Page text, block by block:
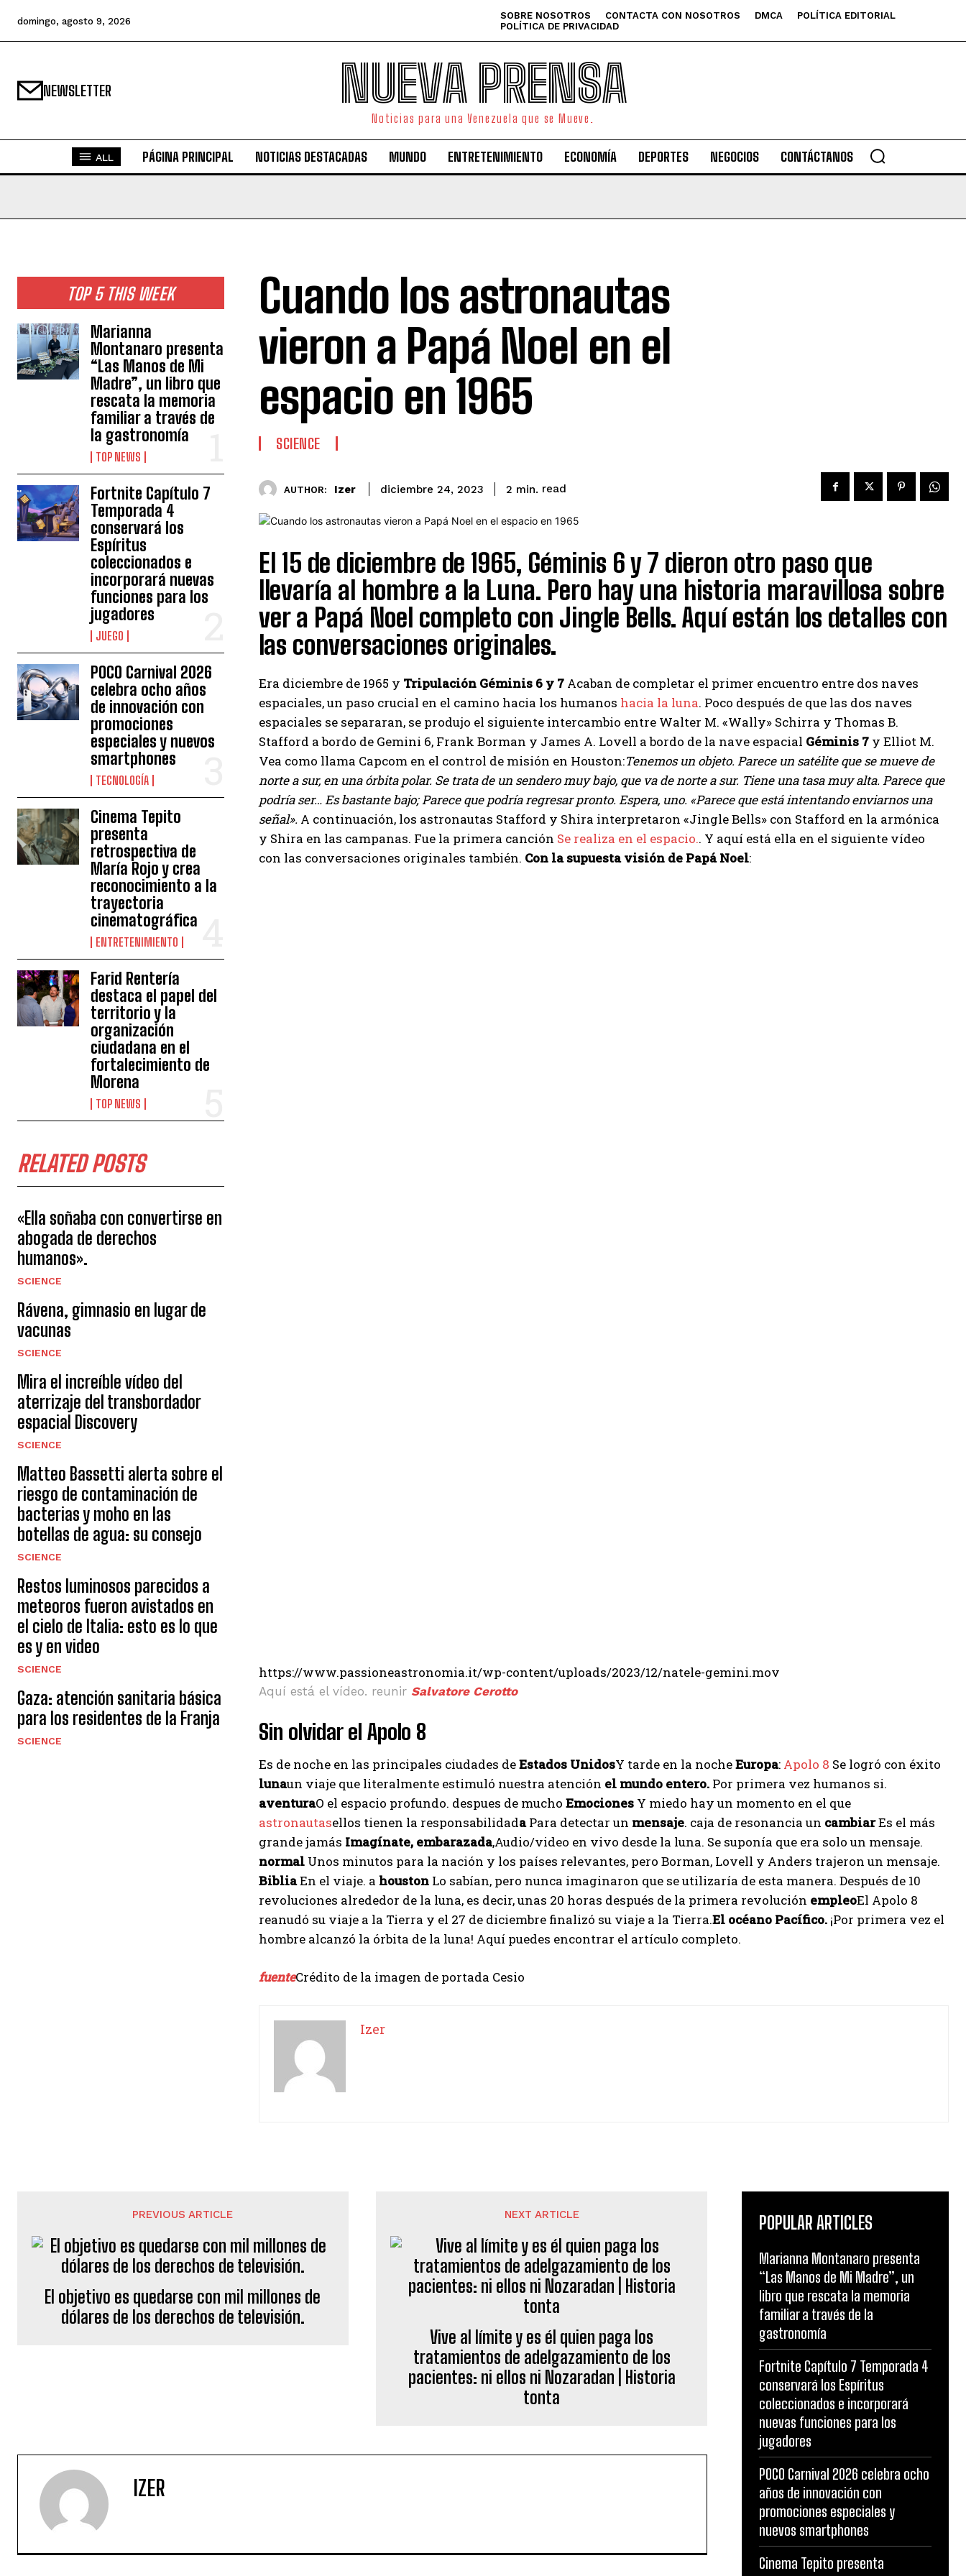
domingo, agosto 9, 2026 SOBRE NOSOTROS CONTACTA CON NOSOTROS DMCA
POLÍTICA EDITORIAL
POLÍTICA DE PRIVACIDAD
NEWSLETTER NUEVA PRENSA
Noticias para una Venezuela que se Mueve.
ALL PÁGINA PRINCIPAL NOTICIAS DESTACADAS MUNDO ENTRETENIMIENTO ECONOMÍA DEPORTES NEGOCIOS CONTÁCTANOS
TOP 5 THIS WEEK
Marianna
Montanaro presenta
“Las Manos de Mi
Madre”, un libro que
rescata la memoria
familiar a través de
la gastronomía
TOP NEWS
Fortnite Capítulo 7
Temporada 4
conservará los
Espíritus
coleccionados e
incorporará nuevas
funciones para los
jugadores
JUEGO
POCO Carnival 2026
celebra ocho años
de innovación con
promociones
especiales y nuevos
smartphones
TECNOLOGÍA
Cinema Tepito
presenta
retrospectiva de
María Rojo y crea
reconocimiento a la
trayectoria
cinematográfica
ENTRETENIMIENTO
Farid Rentería
destaca el papel del
territorio y la
organización
ciudadana en el
fortalecimiento de
Morena
TOP NEWS
RELATED POSTS
«Ella soñaba con convertirse en
abogada de derechos
humanos».
SCIENCE
Rávena, gimnasio en lugar de
vacunas
SCIENCE
Mira el increíble vídeo del
aterrizaje del transbordador
espacial Discovery
SCIENCE
Matteo Bassetti alerta sobre el
riesgo de contaminación de
bacterias y moho en las
botellas de agua: su consejo
SCIENCE
Restos luminosos parecidos a
meteoros fueron avistados en
el cielo de Italia: esto es lo que
es y en video
SCIENCE
Gaza: atención sanitaria básica
para los residentes de la Franja
SCIENCE
Cuando los astronautas
vieron a Papá Noel en el
espacio en 1965
SCIENCE
AUTHOR: Izer diciembre 24, 2023 2 min. read
El 15 de diciembre de 1965, Géminis 6 y 7 dieron otro paso que
llevaría al hombre a la Luna. Pero hay una historia maravillosa sobre
ver a Papá Noel completo con Jingle Bells. Aquí están los detalles con
las conversaciones originales.
Era diciembre de 1965 y Tripulación Géminis 6 y 7 Acaban de completar el primer encuentro entre dos naves
espaciales, un paso crucial en el camino hacia los humanos hacia la luna. Poco después de que las dos naves
espaciales se separaran, se produjo el siguiente intercambio entre Walter M. «Wally» Schirra y Thomas B.
Stafford a bordo de Gemini 6, Frank Borman y James A. Lovell a bordo de la nave espacial Géminis 7 y Elliot M.
Vea como llama Capcom en el control de misión en Houston:Tenemos un objeto. Parece un satélite que se mueve de
norte a sur, en una órbita polar. Se trata de un sendero muy bajo, que va de norte a sur. Tiene una tasa muy alta. Parece que
podría ser… Es bastante bajo; Parece que podría regresar pronto. Espera, uno. «Parece que está intentando enviarnos una
señal». A continuación, los astronautas Stafford y Shira interpretaron «Jingle Bells» con Stafford en la armónica
y Shira en las campanas. Fue la primera canción Se realiza en el espacio.. Y aquí está ella en el siguiente vídeo
con las conversaciones originales también. Con la supuesta visión de Papá Noel:
https://www.passioneastronomia.it/wp-content/uploads/2023/12/natele-gemini.mov
Aquí está el vídeo. reunir Salvatore Cerotto
Sin olvidar el Apolo 8
Es de noche en las principales ciudades deEstados UnidosY tarde en la nocheEuropa: Apolo 8 Se logró con éxito
lunaun viaje que literalmente estimuló nuestra atención el mundo entero. Por primera vez humanos si.
aventuraO el espacio profundo. despues de mucho Emociones Y miedo hay un momento en el que
astronautasellos tienen la responsabilidadaPara detectar un mensaje. caja de resonancia un cambiarEs el más
grande jamás Imagínate, embarazada,Audio/video en vivo desde la luna. Se suponía que era solo un mensaje.
normal Unos minutos para la nación y los países relevantes, pero Borman, Lovell y Anders trajeron un mensaje.
BibliaEn el viaje. a houston Lo sabían, pero nunca imaginaron que se utilizaría de esta manera. Después de 10
revoluciones alrededor de la luna, es decir, unas 20 horas después de la primera revolución empleoEl Apolo 8
reanudó su viaje a la Tierra y el 27 de diciembre finalizó su viaje a la Tierra.El océano Pacífico. ¡Por primera vez el
hombre alcanzó la órbita de la luna! Aquí puedes encontrar el artículo completo.
fuenteCrédito de la imagen de portada Cesio
Izer
PREVIOUS ARTICLE
El objetivo es quedarse con mil millones de
dólares de los derechos de televisión.
NEXT ARTICLE
Vive al límite y es él quien paga los
tratamientos de adelgazamiento de los
pacientes: ni ellos ni Nozaradan | Historia
tonta
IZER
POPULAR ARTICLES
Marianna Montanaro presenta
“Las Manos de Mi Madre”, un
libro que rescata la memoria
familiar a través de la
gastronomía
Fortnite Capítulo 7 Temporada 4
conservará los Espíritus
coleccionados e incorporará
nuevas funciones para los
jugadores
POCO Carnival 2026 celebra ocho
años de innovación con
promociones especiales y
nuevos smartphones
Cinema Tepito presenta